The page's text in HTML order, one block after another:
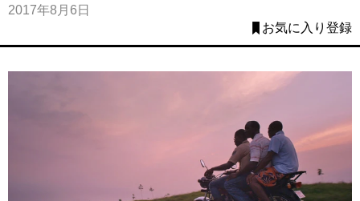
2017年8月6日
お気に入り登録